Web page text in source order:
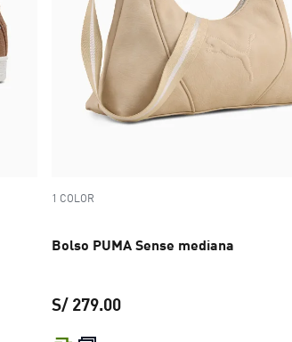
1 COLOR
Bolso PUMA Sense mediana
S/ 279.00